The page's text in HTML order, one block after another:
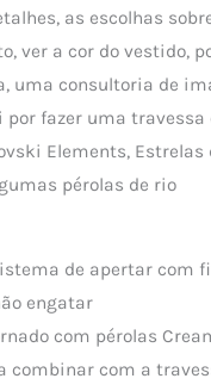
as escolhas
ver a cor do vestido,
uma consultoria de
por fazer uma travessa
Elements, Estrelas
pérolas de rio
de apertar com
engatar
com pérolas
combinar com a